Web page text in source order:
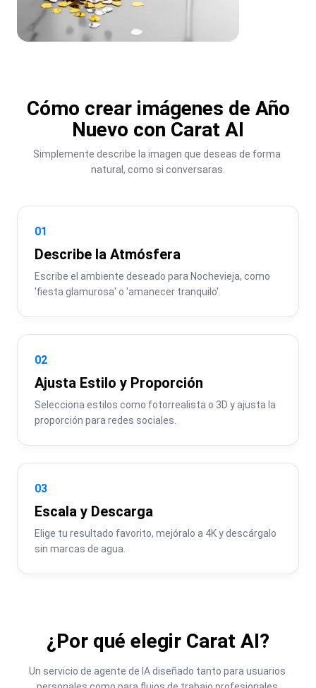
Cómo crear imágenes de Año
Nuevo con Carat AI
Simplemente describe la imagen que deseas de forma
natural, como si conversaras.
01
Describe la Atmósfera
Escribe el ambiente deseado para Nochevieja, como
'fiesta glamurosa' o 'amanecer tranquilo'.
02
Ajusta Estilo y Proporción
Selecciona estilos como fotorrealista o 3D y ajusta la
proporción para redes sociales.
03
Escala y Descarga
Elige tu resultado favorito, mejóralo a 4K y descárgalo
sin marcas de agua.
¿Por qué elegir Carat AI?
Un servicio de agente de IA diseñado tanto para usuarios